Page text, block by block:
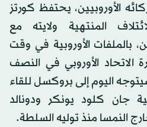
الأوروبيين، يحتفظ كورتز
المنتهية ولايته مع
بالملفات الأوروبية في وقت
الاتحاد الأوروبي في النصف
من العام 2018. وسيتوجه اليوم إلى بروكسل للقاء
جان كلود يونكر ودونالد
النمسا منذ توليه السلطة.